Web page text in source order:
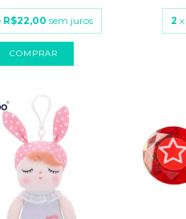
R$22,00 sem juros
COMPRAR
2 x